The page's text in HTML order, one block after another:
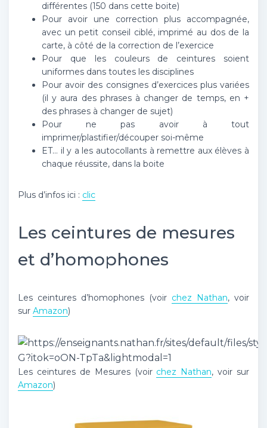
différentes (150 dans cette boite)
Pour avoir une correction plus accompagnée,
avec un petit conseil ciblé, imprimé au dos de la
carte, à côté de la correction de l’exercice
Pour que les couleurs de ceintures soient
uniformes dans toutes les disciplines
Pour avoir des consignes d’exercices plus variées
(il y aura des phrases à changer de temps, en +
des phrases à changer de sujet)
Pour ne pas avoir à tout
imprimer/plastifier/découper soi-même
ET… il y a les autocollants à remettre aux élèves à
chaque réussite, dans la boite
Plus d’infos ici : clic
Les ceintures de mesures
et d’homophones
Les ceintures d’homophones (voir chez Nathan, voir
sur Amazon)
Les ceintures de Mesures (voir chez Nathan, voir sur
Amazon)